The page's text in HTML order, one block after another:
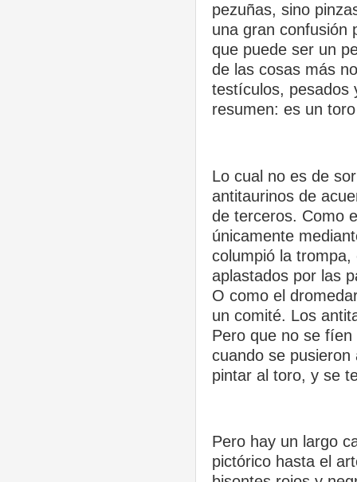
pezuñas, sino
una gran confusión
que puede ser un
de las cosas más
testículos, pesados
resumen: es un
Lo cual no es de
antitaurinos de
de terceros. Como
únicamente
columpió la
aplastados por las
O como el
un comité. Los
Pero que no se
cuando se
pintar al toro, y se
Pero hay un largo
pictórico hasta el